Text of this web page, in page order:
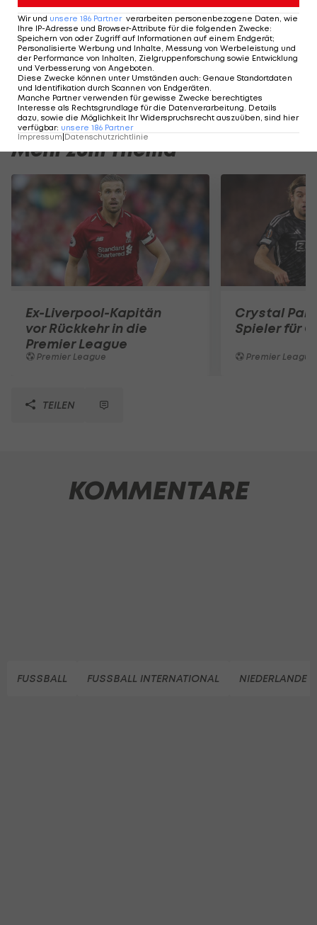
Der legendäre Durchmarsch des FC
Wacker Tirol I #Zwarakonferenz History
Zwarakonferenz
Am Stammtisch
Christopher Knett
Mehr zum Thema
Ex-Liverpool-Kapitän
vor Rückkehr in die
Premier League
Premier League
Crystal
Spieler für
Premier League
TEILEN
KOMMENTARE
FUSSBALL FUSSBALL INTERNATIONAL NIEDERLANDE
Wir und unsere 186 Partner verarbeiten personenbezogene Daten, wie
Ihre IP-Adresse und Browser-Attribute für die folgenden Zwecke:
Speichern von oder Zugriff auf Informationen auf einem Endgerät;
Personalisierte Werbung und Inhalte, Messung von Werbeleistung und
der Performance von Inhalten, Zielgruppenforschung sowie Entwicklung
und Verbesserung von Angeboten
Diese Zwecke können unter Umständen auch: Genaue Standortdaten
und Identifikation durch Scannen von Endgeräten
Manche Partner verwenden für gewisse Zwecke berechtigtes
Interesse als Rechtsgrundlage für die Datenverarbeitung. Details
dazu, sowie die Möglichkeit Ihr Widerspruchsrecht auszuüben, sind hier
verfügbar: unsere 186 Partner
Impressum|Datenschutzrichtlinie